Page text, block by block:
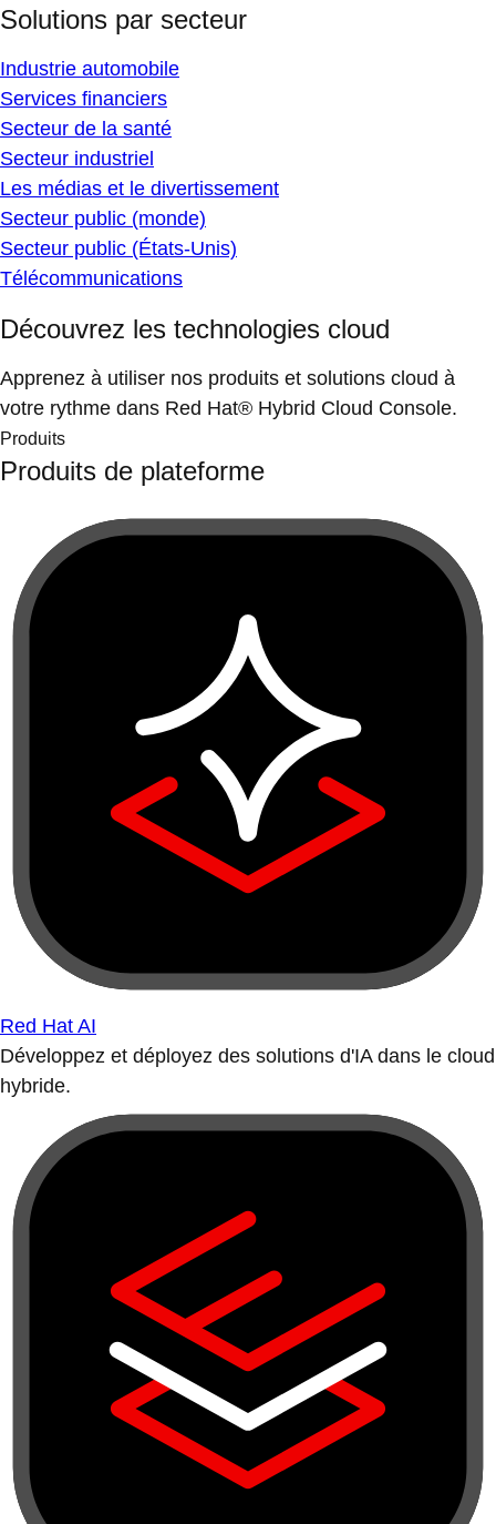
Solutions par secteur
Industrie automobile
Services financiers
Secteur de la santé
Secteur industriel
Les médias et le divertissement
Secteur public (monde)
Secteur public (États-Unis)
Télécommunications
Découvrez les technologies cloud
Apprenez à utiliser nos produits et solutions cloud à
votre rythme dans Red Hat® Hybrid Cloud Console.
Produits
Produits de plateforme
Red Hat AI
Développez et déployez des solutions d'IA dans le cloud
hybride.